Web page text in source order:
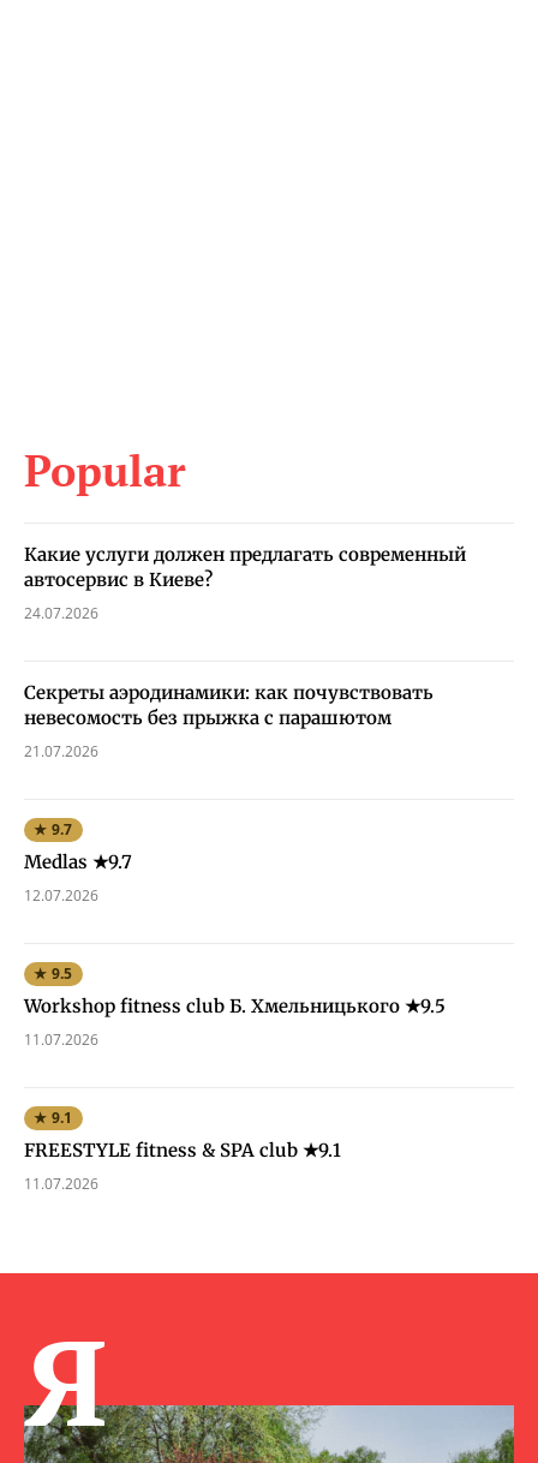
Popular
Какие услуги должен предлагать современный
автосервис в Киеве?
24.07.2026
Секреты аэродинамики: как почувствовать
невесомость без прыжка с парашютом
21.07.2026
★ 9.7
Medlas ★9.7
12.07.2026
★ 9.5
Workshop fitness club Б. Хмельницького ★9.5
11.07.2026
★ 9.1
FREESTYLE fitness & SPA club ★9.1
11.07.2026
Я